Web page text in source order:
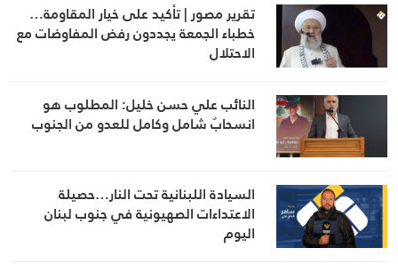
تقرير مصور | تأكيد على خيار المقاومة…
خطباء الجمعة يجددون رفض المفاوضات مع
الاحتلال
النائب علي حسن خليل: المطلوب هو
انسحابٌ شامل وكامل للعدو من الجنوب
السيادة اللبنانية تحت النار…حصيلة
الاعتداءات الصهيونية في جنوب لبنان
اليوم